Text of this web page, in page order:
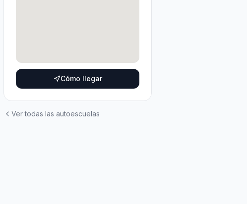
Cómo llegar
Ver todas las autoescuelas